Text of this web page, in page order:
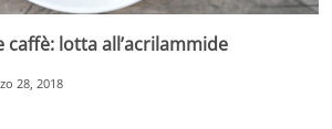
caffè: lotta all’acrilammide
28, 2018